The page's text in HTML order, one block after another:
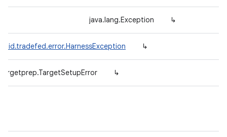
↳
java.lang.Exception
↳
↳